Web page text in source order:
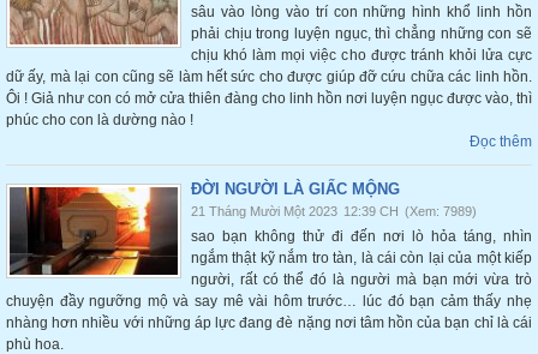
sâu vào lòng vào trí con những hình khổ linh hồn
phải chịu trong luyện ngục, thì chẳng những con sẽ
chịu khó làm mọi việc cho được tránh khỏi lửa cực
dữ ấy, mà lại con cũng sẽ làm hết sức cho được giúp đỡ cứu chữa các linh hồn.
Ôi ! Giả như con có mở cửa thiên đàng cho linh hồn nơi luyện ngục được vào, thì
phúc cho con là dường nào !
Đọc thêm
ĐỜI NGƯỜI LÀ GIẤC MỘNG
21 Tháng Mười Một 2023 12:39 CH (Xem: 7989)
sao bạn không thử đi đến nơi lò hỏa táng, nhìn
ngắm thật kỹ nắm tro tàn, là cái còn lại của một kiếp
người, rất có thể đó là người mà bạn mới vừa trò
chuyện đầy ngưỡng mộ và say mê vài hôm trước… lúc đó bạn cảm thấy nhẹ
nhàng hơn nhiều với những áp lực đang đè nặng nơi tâm hồn của bạn chỉ là cái
phù hoa.